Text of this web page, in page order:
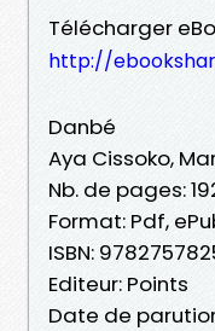
Télécharger
http://
Danbé
Aya Cissoko,
Nb. de pages:
Format: Pdf,
ISBN:
Editeur: Points
Date de